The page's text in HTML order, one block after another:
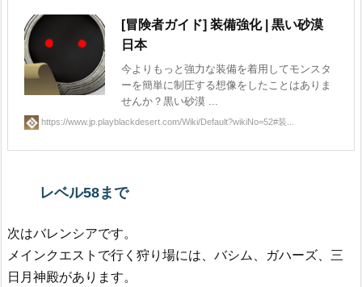
[冒険者ガイド] 装備強化 | 黒い砂漠
日本
今よりもっと強力な装備を着用してモンスタ
ーを簡単に制圧する想像をしたことはありま
せんか？黒い砂漠 ...
https://www.jp.playblackdesert.com/Wiki/Default?wikiNo=52#装...
レベル58まで
次はバレンシアです。
メインクエストで行く狩り場には、バシム、ガハーズ、三
日月神殿があります。